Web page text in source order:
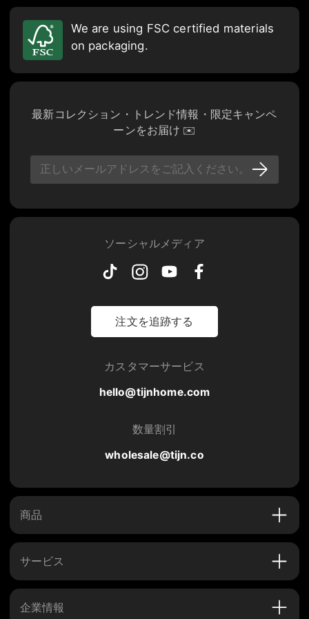
We are using FSC certified materials
on packaging.
最新コレクション・トレンド情報・限定キャンペ
ーンをお届け ✉️
ソーシャルメディア
注文を追跡する
カスタマーサービス
hello@tijnhome.com
数量割引
wholesale@tijn.co
商品
サービス
企業情報